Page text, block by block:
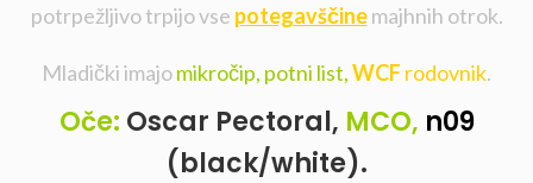
potrpežljivo trpijo vse potegavščinemajhnih otrok.
Mladički imajomikročip, potni list,WCF rodovnik.
Oče: Oscar Pectoral, MCO, n09
(black/white).